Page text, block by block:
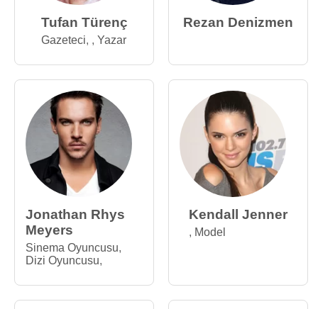
Tufan Türenç
Gazeteci, , Yazar
Rezan Denizmen
Jonathan Rhys
Meyers
Sinema Oyuncusu,
Dizi Oyuncusu,
Kendall Jenner
, Model